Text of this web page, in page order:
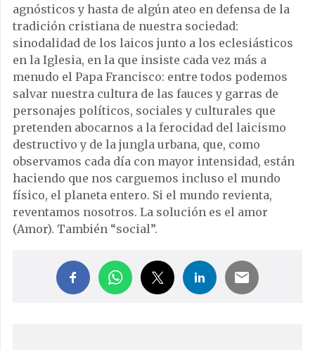
agnósticos y hasta de algún ateo en defensa de la
tradición cristiana de nuestra sociedad:
sinodalidad de los laicos junto a los eclesiásticos
en la Iglesia, en la que insiste cada vez más a
menudo el Papa Francisco: entre todos podemos
salvar nuestra cultura de las fauces y garras de
personajes políticos, sociales y culturales que
pretenden abocarnos a la ferocidad del laicismo
destructivo y de la jungla urbana, que, como
observamos cada día con mayor intensidad, están
haciendo que nos carguemos incluso el mundo
físico, el planeta entero. Si el mundo revienta,
reventamos nosotros. La solución es el amor
(Amor). También “social”.